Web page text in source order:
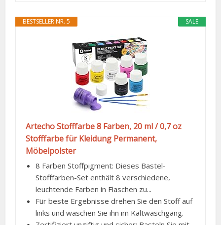
SALE
BESTSELLER NR. 5
Artecho Stofffarbe 8 Farben, 20 ml / 0,7 oz
Stofffarbe für Kleidung Permanent,
Möbelpolster
8 Farben Stoffpigment: Dieses Bastel-
Stofffarben-Set enthält 8 verschiedene,
leuchtende Farben in Flaschen zu...
Für beste Ergebnisse drehen Sie den Stoff auf
links und waschen Sie ihn im Kaltwaschgang.